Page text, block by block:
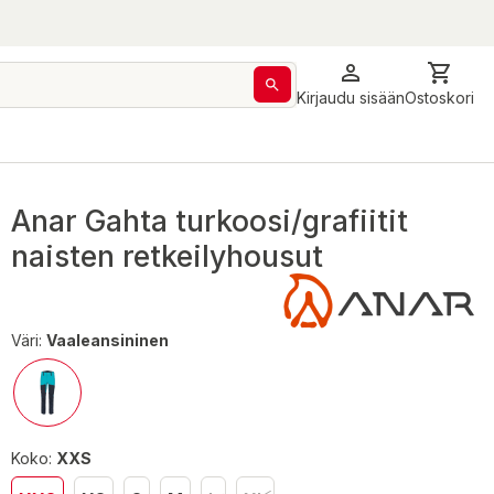
Kirjaudu sisäänOstoskori
Anar Gahta turkoosi/grafiitit
naisten retkeilyhousut
Väri: Vaaleansininen
Koko: XXS